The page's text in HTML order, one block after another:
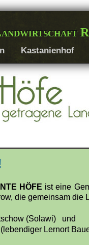
Kastanienhof
HÖFE ist eine
die gemeinsam die
(Solawi) und
Lernort